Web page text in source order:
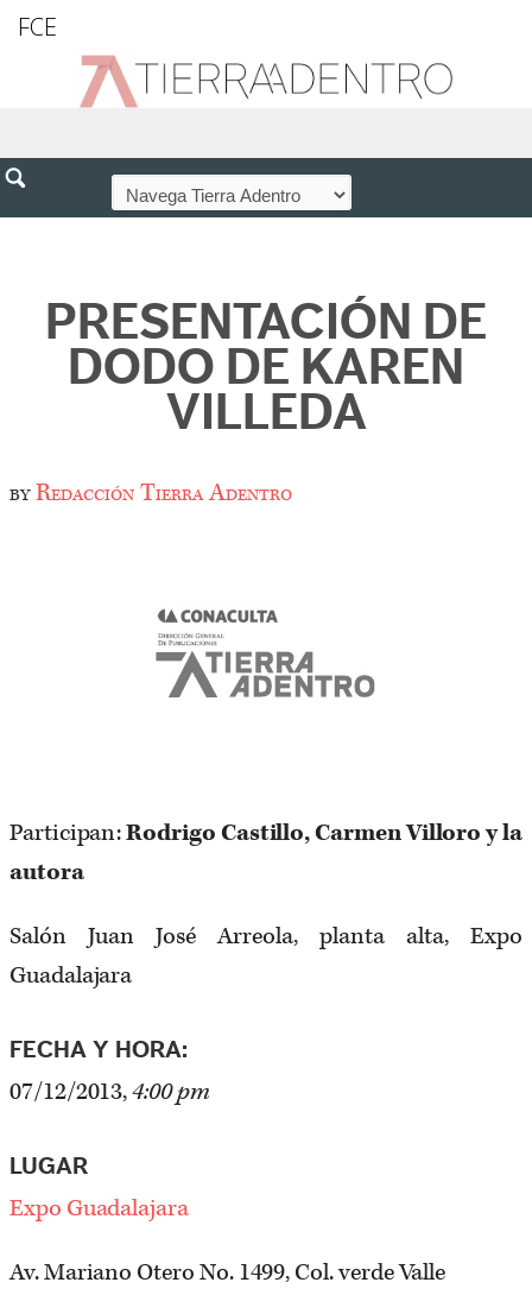
FCE
PRESENTACIÓN DE
DODO DE KAREN
VILLEDA
byRedacción Tierra Adentro
Participan:Rodrigo Castillo, Carmen Villoro y la
autora
Salón Juan José Arreola, planta alta, Expo
Guadalajara
FECHA Y HORA:
07/12/2013,4:00 pm
LUGAR
Expo Guadalajara
Av. Mariano Otero No. 1499, Col. verde Valle